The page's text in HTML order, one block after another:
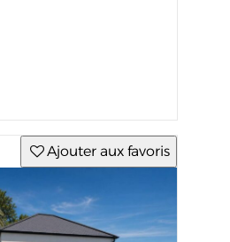
Ajouter aux favoris